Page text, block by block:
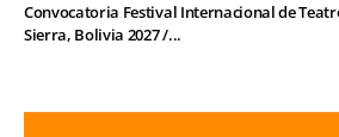
Convocatoria Festival Internacional de
Sierra, Bolivia 2027 /...